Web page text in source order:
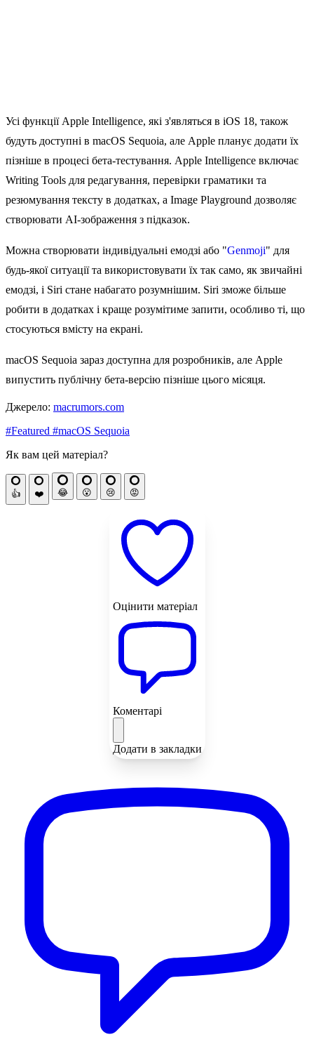
Усі функції Apple Intelligence, які з'являться в iOS 18, також
будуть доступні в ‌macOS Sequoia‌, але Apple планує додати їх
пізніше в процесі бета-тестування. Apple Intelligence включає
Writing Tools для редагування, перевірки граматики та
резюмування тексту в додатках, а Image Playground дозволяє
створювати AI-зображення з підказок.
Можна створювати індивідуальні емодзі або "Genmoji" для
будь-якої ситуації та використовувати їх так само, як звичайні
емодзі, і Siri стане набагато розумнішим. ‌Siri‌ зможе більше
робити в додатках і краще розумітиме запити, особливо ті, що
стосуються вмісту на екрані.
‌macOS Sequoia‌ зараз доступна для розробників, але Apple
випустить публічну бета-версію пізніше цього місяця.
Джерело: macrumors.com
#Featured #macOS Sequoia
Як вам цей матеріал?
👍 ❤️ 😂 😮 😢 😡
Оцінити матеріал
Коментарі
Додати в закладки